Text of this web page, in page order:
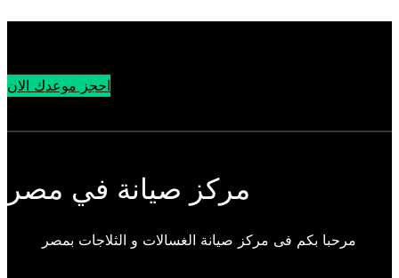
احجز موعدك الان
مركز صيانة في مصر
مرحبا بكم فى مركز صيانة الغسالات و الثلاجات بمصر